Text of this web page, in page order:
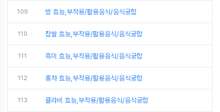
109 밤 효능,부작용/활용음식/음식궁합
110 찹쌀 효능,부작용/활용음식/음식궁합
111 흑미 효능,부작용/활용음식/음식궁합
112 홍차 효능,부작용/활용음식/음식궁합
113 콜라비 효능,부작용/활용음식/음식궁합